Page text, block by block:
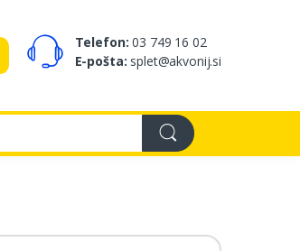
Telefon: 03 749 16 02
E-pošta: splet@akvonij.si